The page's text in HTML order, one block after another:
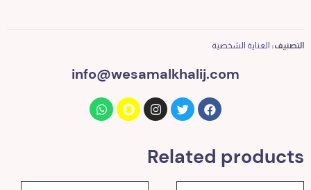
التصنيف: العناية الشخصية
info@wesamalkhalij.com
Related products